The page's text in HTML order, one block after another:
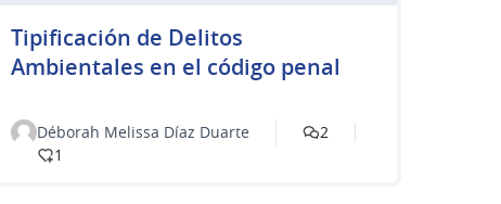
Tipificación de Delitos
Ambientales en el código penal
Déborah Melissa Díaz Duarte
2
1